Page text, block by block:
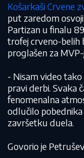
Košarkaši Crvene
put zaredom
Partizan u finalu
trofej crveno-belih
proglašen za MVP-
- Nisam video
pravi derbi. Svaka
fenomenalna
odlučilo
završetku duela.
Govorio je